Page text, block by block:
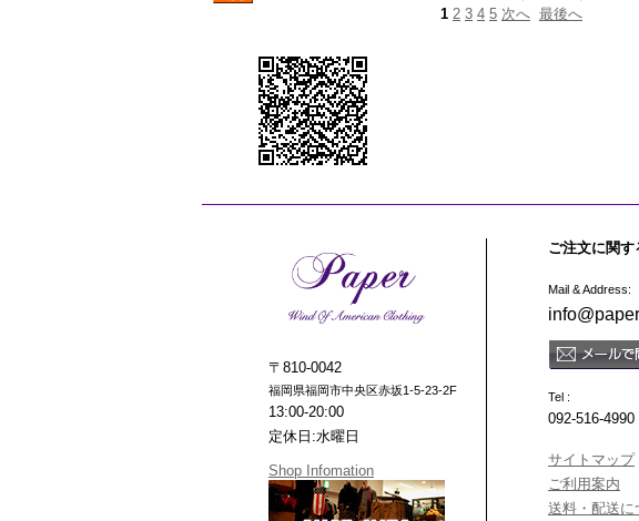
1 2 3 4 5 次へ 最後へ
〒810-0042
福岡県福岡市中央区赤坂1-5-23-2F
13:00-20:00
定休日:水曜日
Shop Infomation
ご注文に関
Mail & Address:
Tel :
092-516-4990
サイトマップ
ご利用案内
送料・配送に